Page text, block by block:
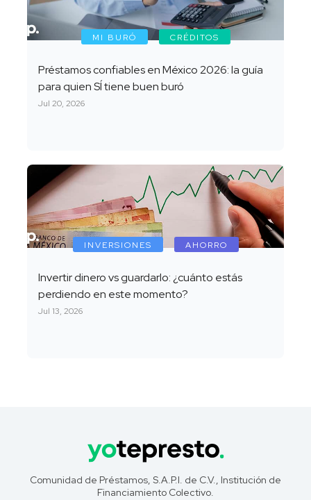
MI BURÓ CRÉDITOS
Préstamos confiables en México 2026: la guía
para quien SÍ tiene buen buró
Jul 20, 2026
INVERSIONES AHORRO
Invertir dinero vs guardarlo: ¿cuánto estás
perdiendo en este momento?
Jul 13, 2026
Comunidad de Préstamos, S.A.P.I. de C.V., Institución de
Financiamiento Colectivo.